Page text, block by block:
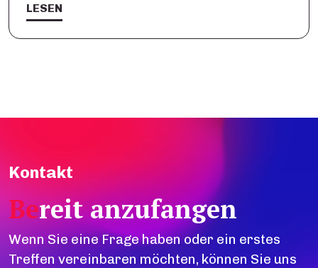
LESEN
Kontakt
Bereit anzufangen
Wenn Sie eine Frage haben oder ein erstes
Treffen vereinbaren möchten, können Sie uns